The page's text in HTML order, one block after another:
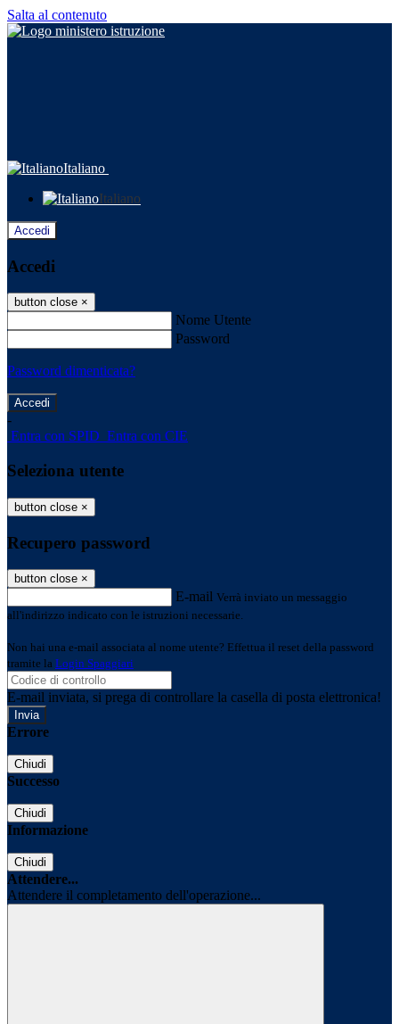
Salta al contenuto
Italiano
Italiano
Accedi
Accedi
button close ×
Nome Utente
Password
Password dimenticata?
-
Entra con SPID Entra con CIE
Seleziona utente
button close ×
Recupero password
button close ×
E-mail Verrà inviato un messaggio
all'indirizzo indicato con le istruzioni necessarie.
Non hai una e-mail associata al nome utente? Effettua il reset della password
tramite la Login Spaggiari
E-mail inviata, si prega di controllare la casella di posta elettronica!
Errore
Chiudi
Successo
Chiudi
Informazione
Chiudi
Attendere...
Attendere il completamento dell'operazione...